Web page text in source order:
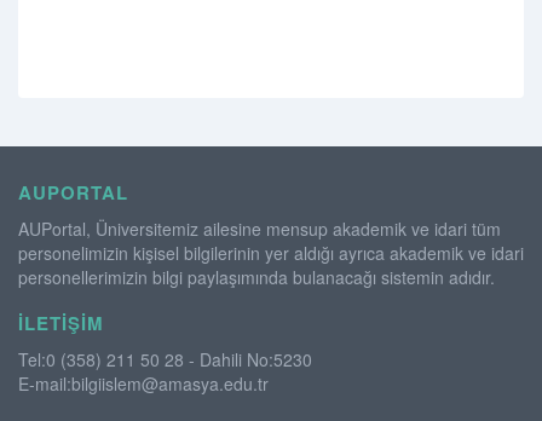
AUPORTAL
AUPortal, Üniversitemiz ailesine mensup akademik ve idari tüm
personelimizin kişisel bilgilerinin yer aldığı ayrıca akademik ve idari
personellerimizin bilgi paylaşımında bulanacağı sistemin adıdır.
İLETIŞIM
Tel:0 (358) 211 50 28 - Dahili No:5230
E-mail:bilgiislem@amasya.edu.tr